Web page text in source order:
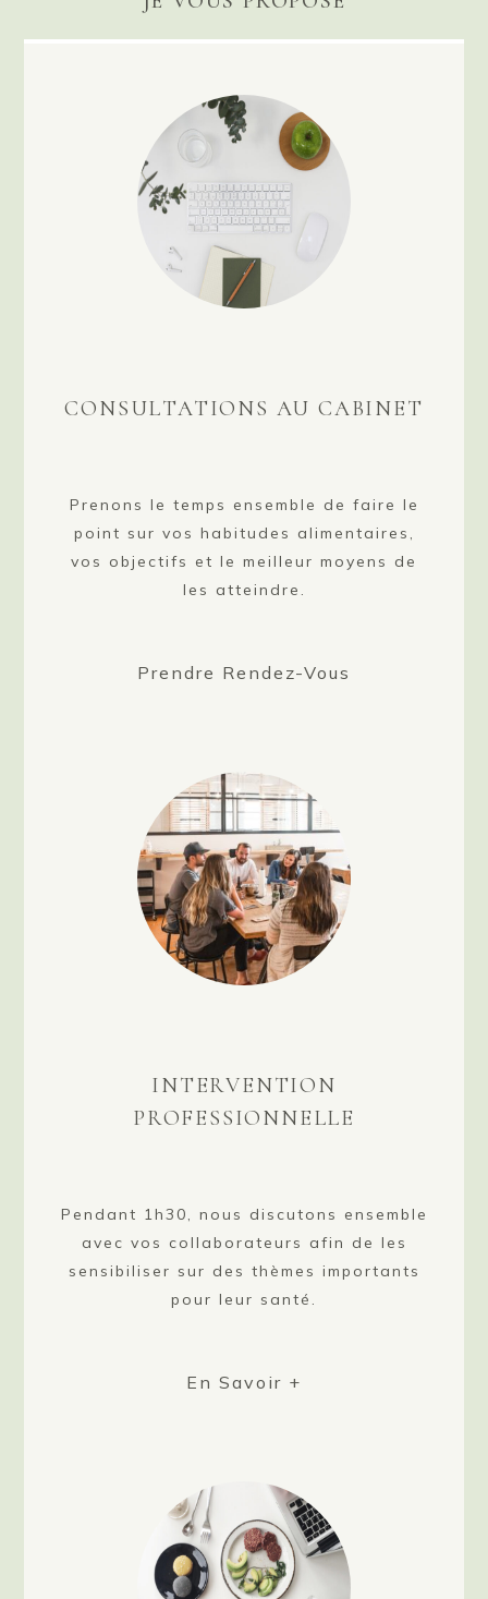
CONSULTATIONS AU CABINET
Prenons le temps ensemble de faire le
point sur vos habitudes alimentaires,
vos objectifs et le meilleur moyens de
les atteindre.
Prendre Rendez-Vous
INTERVENTION
PROFESSIONNELLE
Pendant 1h30, nous discutons ensemble
avec vos collaborateurs afin de les
sensibiliser sur des thèmes importants
pour leur santé.
En Savoir +